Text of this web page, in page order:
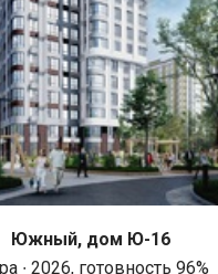
Южный, дом Ю-16
∙ 2026, готовность 96%